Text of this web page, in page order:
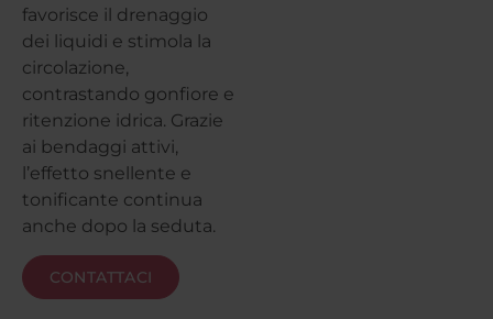
favorisce il drenaggio
dei liquidi e stimola la
circolazione,
contrastando gonfiore e
ritenzione idrica. Grazie
ai bendaggi attivi,
l’effetto snellente e
tonificante continua
anche dopo la seduta.
CONTATTACI